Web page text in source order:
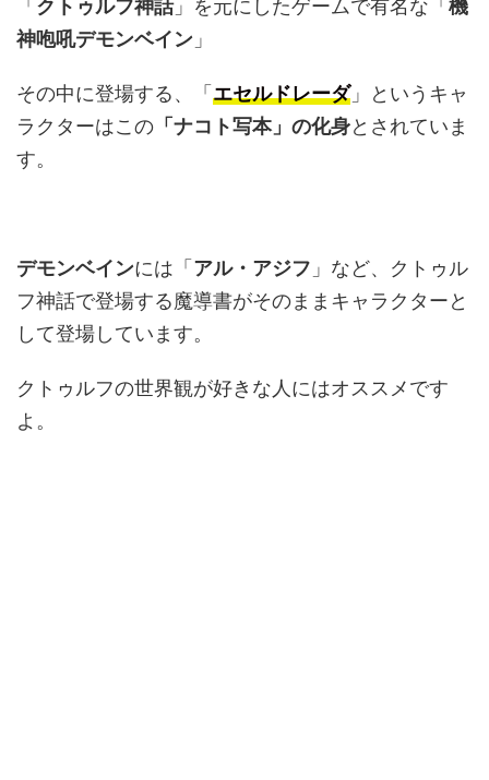
「 クトゥルフ神話」を元にしたゲームで有名な「 機
神咆吼デモンベイン 」
その中に登場する、「 エセルドレーダ」というキャ
ラクターはこの 「ナコト写本」の化身とされていま
す。
デモンベインには「 アル・アジフ 」など、クトゥル
フ神話で登場する魔導書がそのままキャラクターと
して登場しています。
クトゥルフの世界観が好きな人にはオススメです
よ。